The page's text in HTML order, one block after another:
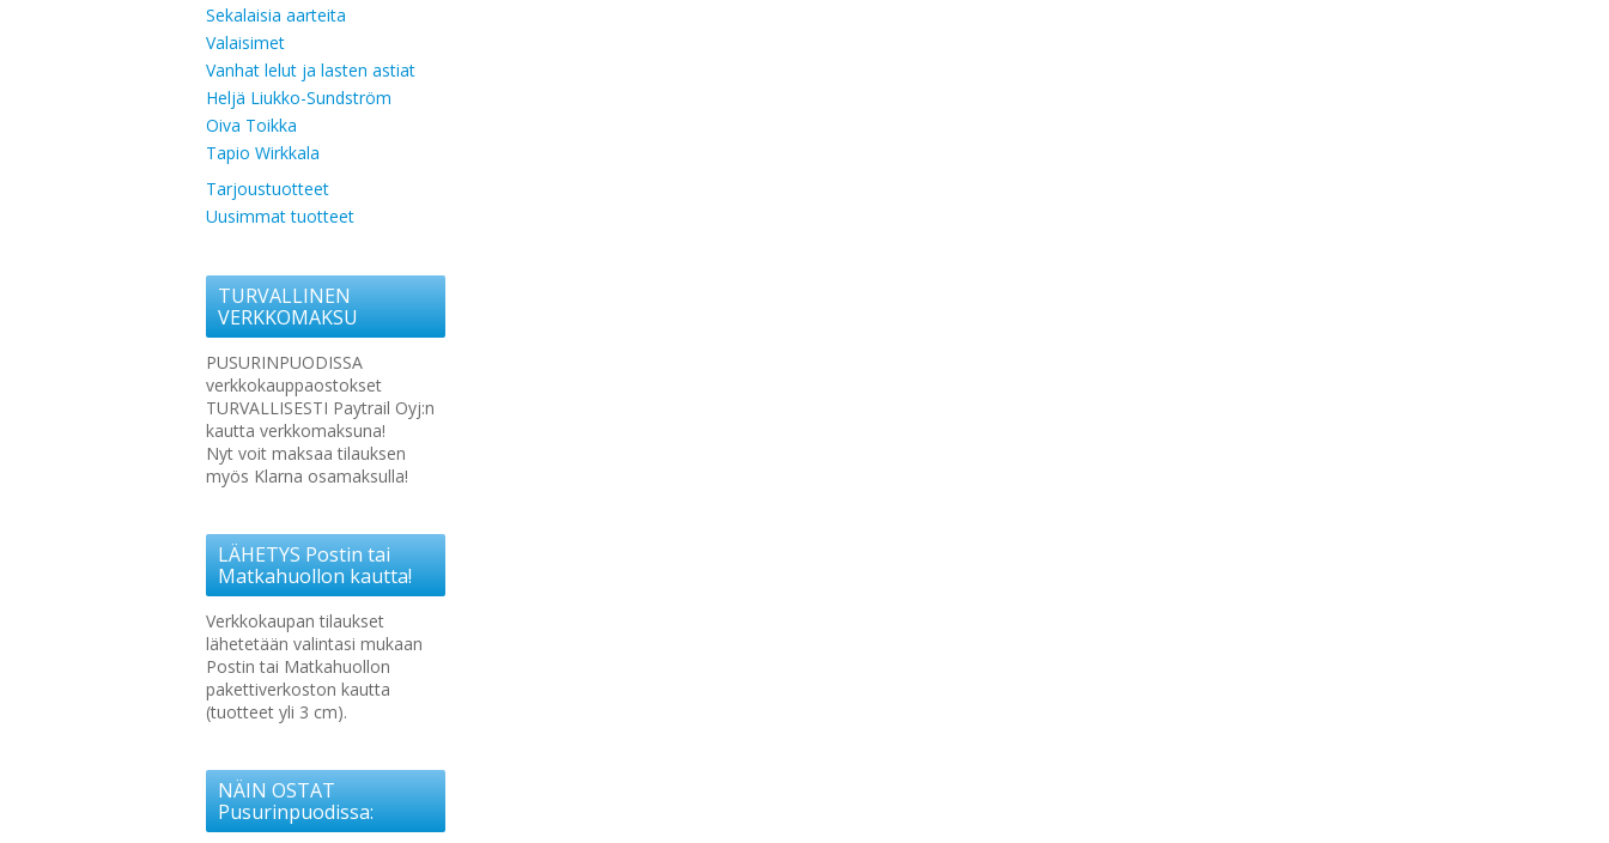
Sekalaisia aarteita
Valaisimet
Vanhat lelut ja lasten astiat
Heljä Liukko-Sundström
Oiva Toikka
Tapio Wirkkala
Tarjoustuotteet
Uusimmat tuotteet
TURVALLINEN
VERKKOMAKSU
PUSURINPUODISSA
verkkokauppaostokset
TURVALLISESTI Paytrail Oyj:n
kautta verkkomaksuna!
Nyt voit maksaa tilauksen
myös Klarna osamaksulla!
LÄHETYS Postin tai
Matkahuollon kautta!
Verkkokaupan tilaukset
lähetetään valintasi mukaan
Postin tai Matkahuollon
pakettiverkoston kautta
(tuotteet yli 3 cm).
NÄIN OSTAT
Pusurinpuodissa: